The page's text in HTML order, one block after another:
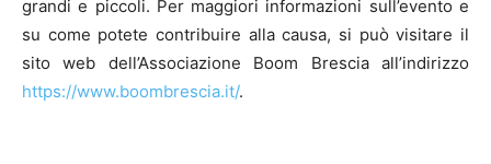
grandi e piccoli. Per maggiori informazioni sull’evento e
su come potete contribuire alla causa, si può visitare il
sito web dell’Associazione Boom Brescia all’indirizzo
https://www.boombrescia.it/.